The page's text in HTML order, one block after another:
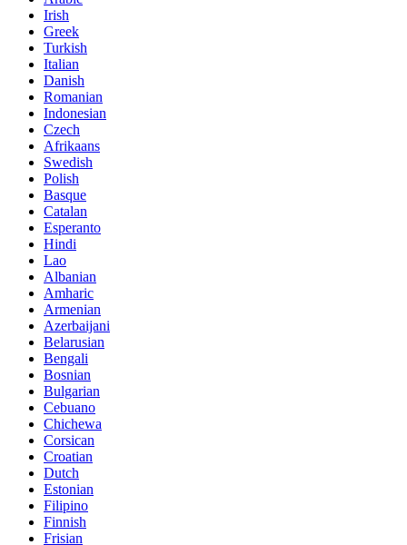
Irish
Greek
Turkish
Italian
Danish
Romanian
Indonesian
Czech
Afrikaans
Swedish
Polish
Basque
Catalan
Esperanto
Hindi
Lao
Albanian
Amharic
Armenian
Azerbaijani
Belarusian
Bengali
Bosnian
Bulgarian
Cebuano
Chichewa
Corsican
Croatian
Dutch
Estonian
Filipino
Finnish
Frisian